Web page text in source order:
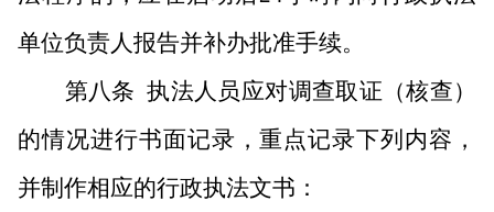
单位负责人报告并补办批准手续。
第八条 执法人员应对调查取证（核查）
的情况进行书面记录，重点记录下列内容，
并制作相应的行政执法文书：